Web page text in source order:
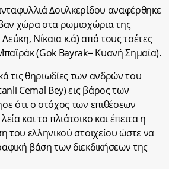
Δουλκερίδου αναφέρθηκε
χώρα στα ρωμιοχώρια της
Νίκαια κ.ά) από τους τσέτες
(Gok Bayrak= Κυανή Σημαία).
τις θηριωδίες των ανδρών του
Cemal Bey) εις βάρος των
ότι ο στόχος των επιθέσεων
και το πλιάτσικο και έπειτα η
του ελληνικού στοιχείου ώστε να
βάση των διεκδικήσεων της